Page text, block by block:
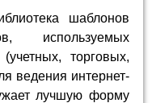
шаблонов
используемых
торговых,
ведения интернет-
лучшую форму